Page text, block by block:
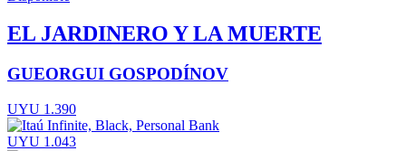
EL JARDINERO Y LA MUERTE
GUEORGUI GOSPODÍNOV
UYU 1.390
UYU 1.043